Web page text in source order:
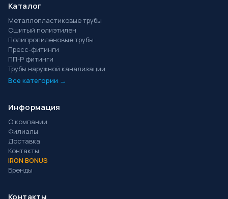
Каталог
Металлопластиковые трубы
Сшитый полиэтилен
Полипропиленовые трубы
Пресс-фитинги
ПП-Р фитинги
Трубы наружной канализации
Все категории →
Информация
О компании
Филиалы
Доставка
Контакты
IRON BONUS
Бренды
Контакты